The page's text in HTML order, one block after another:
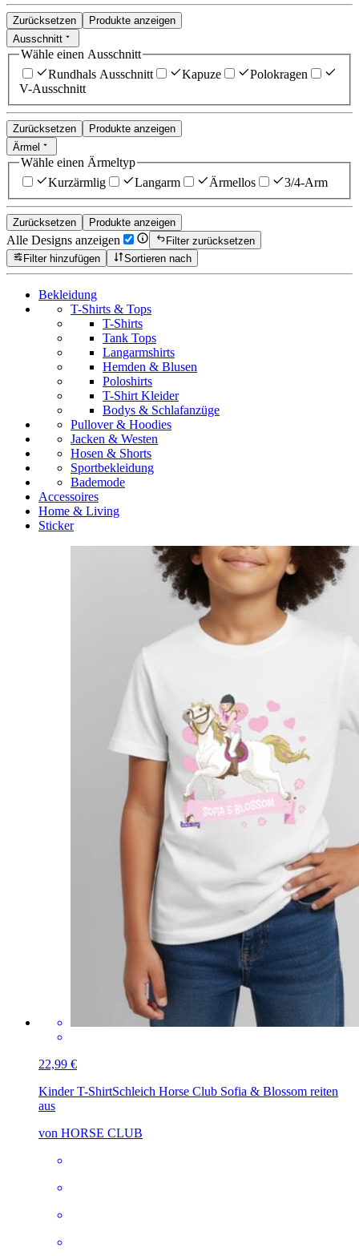
Zurücksetzen
Produkte anzeigen
Ausschnitt
Wähle einen Ausschnitt
Rundhals Ausschnitt
Kapuze
Polokragen
V-Ausschnitt
Zurücksetzen
Produkte anzeigen
Ärmel
Wähle einen Ärmeltyp
Kurzärmlig
Langarm Ärmellos 3/4-Arm
Zurücksetzen Produkte anzeigen
Alle Designs anzeigen
Filter zurücksetzen
Filter hinzufügen
Sortieren nach
Bekleidung
T-Shirts & Tops
T-Shirts
Tank Tops
Langarmshirts
Hemden & Blusen
Poloshirts
T-Shirt Kleider
Bodys & Schlafanzüge
Pullover & Hoodies
Jacken & Westen
Hosen & Shorts
Sportbekleidung
Bademode
Accessoires
Home & Living
Sticker
22,99 €
Kinder T-ShirtSchleich Horse Club Sofia & Blossom reiten
aus
von HORSE CLUB